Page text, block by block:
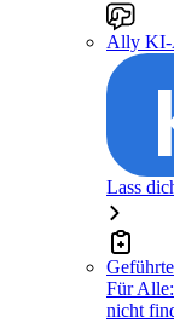
Ally KI-
Lass
Für
nicht